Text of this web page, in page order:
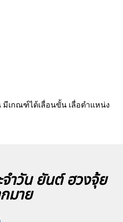
มีเกณฑ์ได้เลื่อนขั้น เลื่อตำแหน่ง
ำวัน ยันต์ ฮวงจุ้ย
มาย